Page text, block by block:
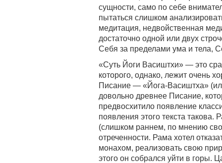
сущности, само по себе
пытаться слишком
медитация, недвойственная
достаточно одной или двух
Себя за пределами ума и тела,
«Суть Йоги Васиштхи» — это
которого, однако, лежит очень
Писание — «Йога-Васиштха»
довольно древнее Писание,
предвосхитило появление
появления этого текста
(слишком раннем, по мнению
отреченности. Рама хотел
монахом, реализовать свою
этого он собрался уйти в горы.